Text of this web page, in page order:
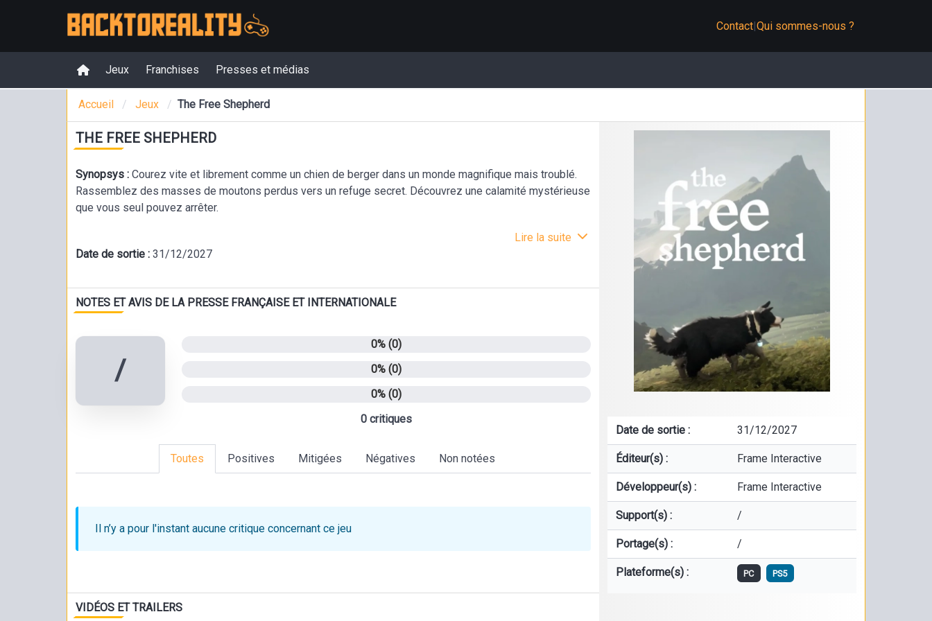
Contact|Qui sommes-nous ?
Jeux Franchises Presses et médias
Accueil Jeux The Free Shepherd
THE FREE SHEPHERD
Synopsys : Courez vite et librement comme un chien de berger dans un monde magnifique mais troublé.
Rassemblez des masses de moutons perdus vers un refuge secret. Découvrez une calamité mystérieuse
que vous seul pouvez arrêter.
Lire la suite
Date de sortie : 31/12/2027
NOTES ET AVIS DE LA PRESSE FRANÇAISE ET INTERNATIONALE
/
0% (0)
0% (0)
0% (0)
0 critiques
Toutes Positives Mitigées Négatives Non notées
Il n’y a pour l'instant aucune critique concernant ce jeu
VIDÉOS ET TRAILERS
Date de sortie : 31/12/2027
Éditeur(s) : Frame Interactive
Développeur(s) : Frame Interactive
Support(s) : /
Portage(s) : /
Plateforme(s) : PC PS5